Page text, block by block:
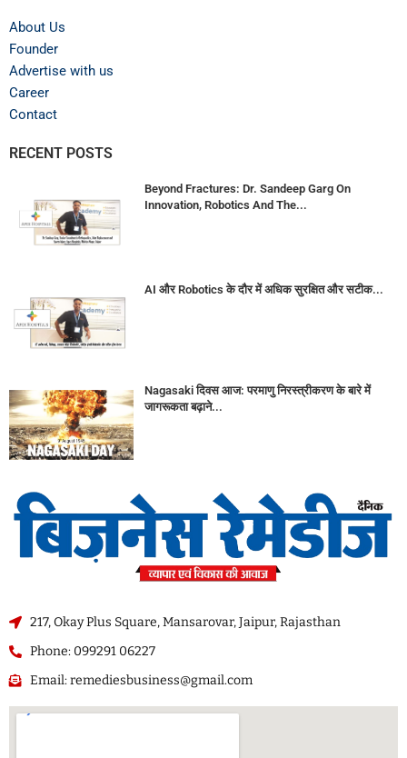
About Us
Founder
Advertise with us
Career
Contact
RECENT POSTS
Beyond Fractures: Dr. Sandeep Garg On
Innovation, Robotics And The...
AI और Robotics के दौर में अधिक सुरक्षित और सटीक...
Nagasaki दिवस आज: परमाणु निरस्त्रीकरण के बारे में
जागरूकता बढ़ाने...
217, Okay Plus Square, Mansarovar, Jaipur, Rajasthan
Phone: 099291 06227
Email: remediesbusiness@gmail.com